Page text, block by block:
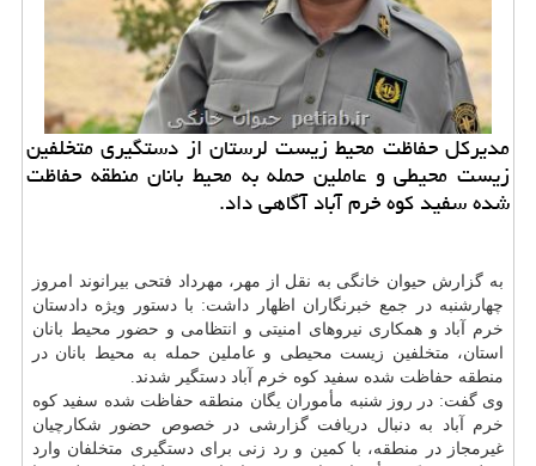
مدیركل حفاظت محیط زیست لرستان از دستگیری متخلفین
زیست محیطی و عاملین حمله به محیط بانان منطقه حفاظت
شده سفید كوه خرم آباد آگاهی داد.
به گزارش حیوان خانگی به نقل از مهر، مهرداد فتحی بیرانوند امروز
چهارشنبه در جمع خبرنگاران اظهار داشت: با دستور ویژه دادستان
خرم آباد و همکاری نیروهای امنیتی و انتظامی و حضور محیط بانان
استان، متخلفین زیست محیطی و عاملین حمله به محیط بانان در
منطقه حفاظت شده سفید کوه خرم آباد دستگیر شدند.
وی گفت: در روز شنبه مأموران یگان منطقه حفاظت شده سفید کوه
خرم آباد به دنبال دریافت گزارشی در خصوص حضور شکارچیان
غیرمجاز در منطقه، با کمین و رد زنی برای دستگیری متخلفان وارد